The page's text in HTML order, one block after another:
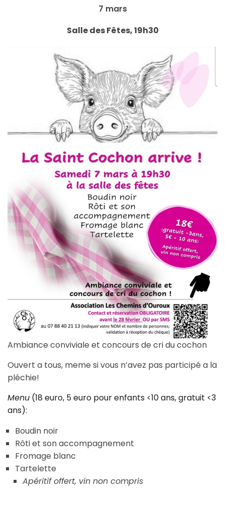
7 mars
Salle des Fêtes, 19h30
Ambiance conviviale et concours de cri du cochon
Ouvert a tous, meme si vous n’avez pas participé a la
pléchie!
Menu (18 euro, 5 euro pour enfants <10 ans, gratuit <3
ans):
Boudin noir
Rôti et son accompagnement
Fromage blanc
Tartelette
Apéritif offert, vin non compris